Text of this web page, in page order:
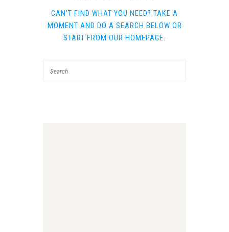
CAN'T FIND WHAT YOU NEED? TAKE A
MOMENT AND DO A SEARCH BELOW OR
START FROM OUR HOMEPAGE.